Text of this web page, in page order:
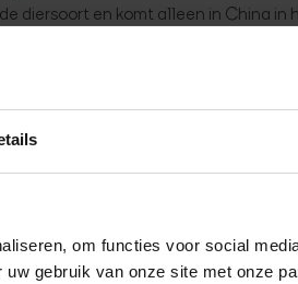
om functies voor social
gebruik van onze site met onze
diersoort en komt alleen in China
er door Ouwehands Dierenpark
in China te
van de reuzenpanda in het
in onderstaande video.